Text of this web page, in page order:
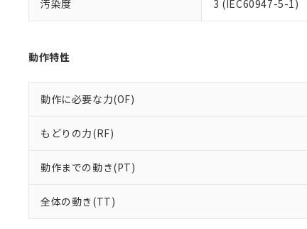
汚染度 3 (IEC60947-5-1)
動作特性
動作に必要な力(OF)
もどりの力(RF)
動作までの動き(PT)
全体の動き(TT)